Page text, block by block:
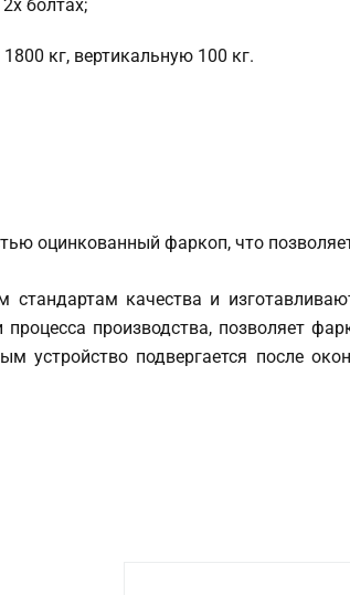
болтах;
кг, вертикальную 100 кг.
оцинкованный фаркоп, что
качества и
производства, позволяет
устройство подвергается после